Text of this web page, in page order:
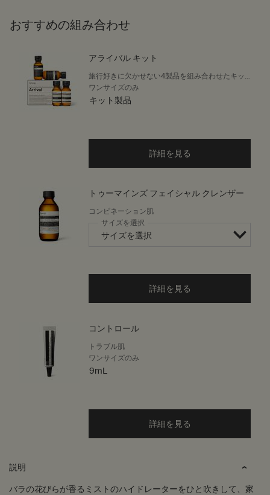
おすすめの組み合わせ
アライバル キット
旅行好きに欠かせない4製品を組み合わせたキッ
ト
ワンサイズのみ
キット製品
詳細を見る
トゥーマインズ フェイシャル クレンザー
コンビネーション肌
サイズを選択
詳細を見る
コントロール
トラブル肌
ワンサイズのみ
9mL
詳細を見る
説明
バラの花びらが香るミストのハイドレーターをひと吹きして、家